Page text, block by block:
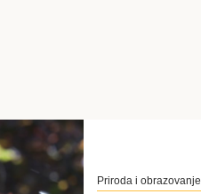
Priroda i obrazovanje